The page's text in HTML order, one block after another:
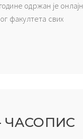
одржан је онлајн
факултета свих
ЧАСОПИС